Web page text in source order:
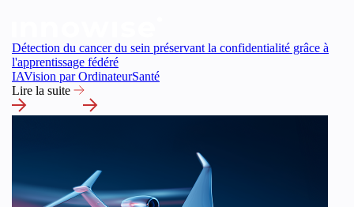
Détection du cancer du sein préservant la confidentialité grâce à
l'apprentissage fédéré
IAVision par OrdinateurSanté
Lire la suite